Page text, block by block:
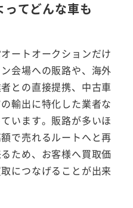
ってどんな車も
ートオークションだけ
会場への販路や、海外
との直接提携、中古車
輸出に特化した業者な
います。販路が多いほ
で売れるルートへと再
ため、お客様へ買取価
につなげることが出来